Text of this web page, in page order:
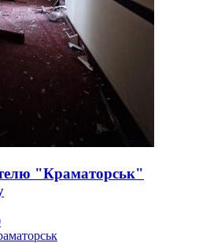
"Краматорськ"